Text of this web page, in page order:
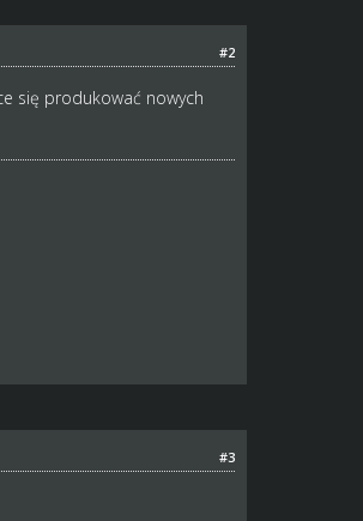
#2
się produkować nowych
#3